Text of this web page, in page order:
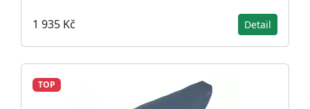
1 935 Kč Detail
TOP